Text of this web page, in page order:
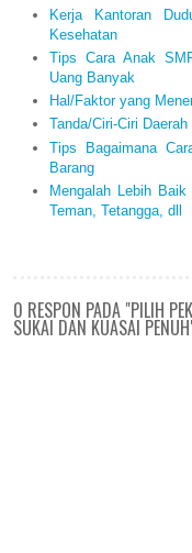
Kerja Kantoran
Kesehatan
Tips Cara Anak
Uang Banyak
Hal/Faktor yang
Tanda/Ciri-Ciri
Tips Bagaimana
Barang
Mengalah Lebih
Teman, Tetangga, dll
0 RESPON PADA "PILIH
SUKAI DAN KUASAI